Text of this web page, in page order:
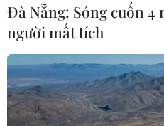
Đà Nẵng: Sóng cuốn 4
người mất tích